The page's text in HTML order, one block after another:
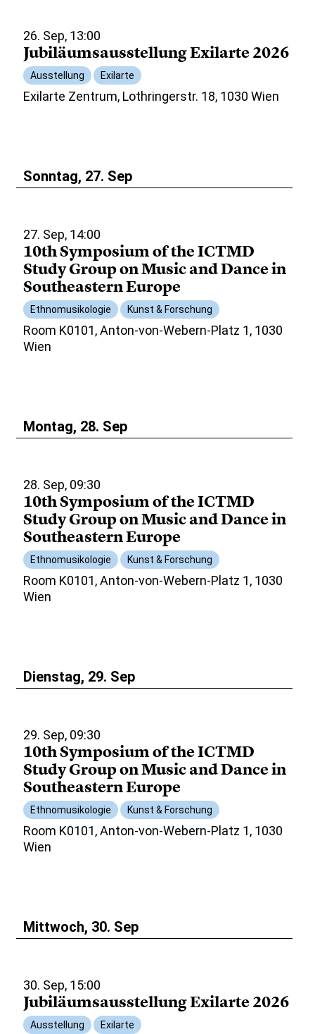
26. Sep, 13:00
Jubiläumsausstellung Exilarte 2026
Ausstellung Exilarte
Exilarte Zentrum, Lothringerstr. 18, 1030 Wien
Sonntag, 27. Sep
27. Sep, 14:00
10th Symposium of the ICTMD
Study Group on Music and Dance in
Southeastern Europe
Ethnomusikologie Kunst & Forschung
Room K0101, Anton-von-Webern-Platz 1, 1030
Wien
Montag, 28. Sep
28. Sep, 09:30
10th Symposium of the ICTMD
Study Group on Music and Dance in
Southeastern Europe
Ethnomusikologie Kunst & Forschung
Room K0101, Anton-von-Webern-Platz 1, 1030
Wien
Dienstag, 29. Sep
29. Sep, 09:30
10th Symposium of the ICTMD
Study Group on Music and Dance in
Southeastern Europe
Ethnomusikologie Kunst & Forschung
Room K0101, Anton-von-Webern-Platz 1, 1030
Wien
Mittwoch, 30. Sep
30. Sep, 15:00
Jubiläumsausstellung Exilarte 2026
Ausstellung Exilarte